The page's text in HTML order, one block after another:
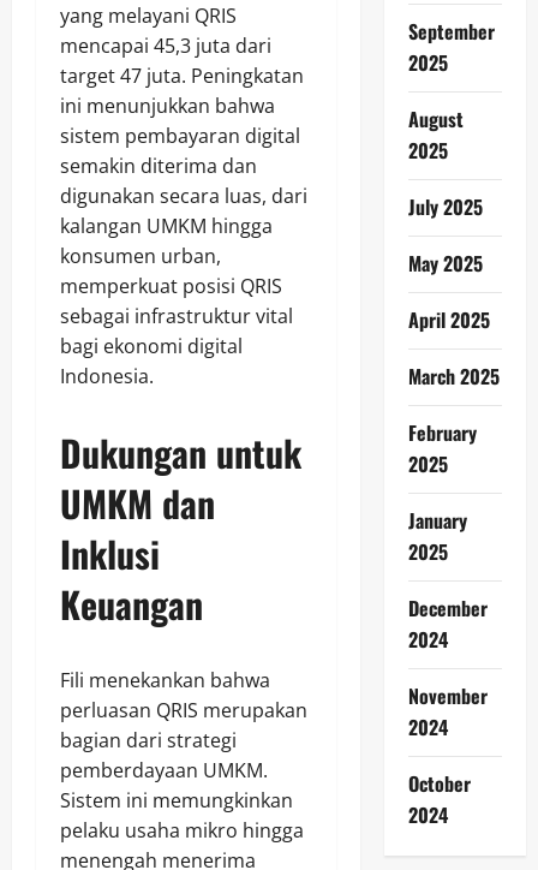
yang melayani QRIS
mencapai 45,3 juta dari
target 47 juta. Peningkatan
ini menunjukkan bahwa
sistem pembayaran digital
semakin diterima dan
digunakan secara luas, dari
kalangan UMKM hingga
konsumen urban,
memperkuat posisi QRIS
sebagai infrastruktur vital
bagi ekonomi digital
Indonesia.
Dukungan untuk
UMKM dan
Inklusi
Keuangan
Fili menekankan bahwa
perluasan QRIS merupakan
bagian dari strategi
pemberdayaan UMKM.
Sistem ini memungkinkan
pelaku usaha mikro hingga
menengah menerima
September
2025
August
2025
July 2025
May 2025
April 2025
March 2025
February
2025
January
2025
December
2024
November
2024
October
2024